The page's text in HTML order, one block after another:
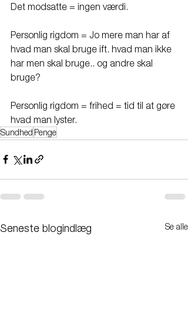
Det modsatte = ingen værdi.
Personlig rigdom = Jo mere man har af
hvad man skal bruge ift. hvad man ikke
har men skal bruge.. og andre skal
bruge?
Personlig rigdom = frihed = tid til at gøre
hvad man lyster.
Sundhed Penge
Seneste blogindlæg Se alle